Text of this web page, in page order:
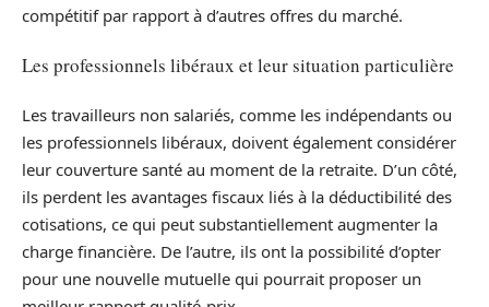
compétitif par rapport à d’autres offres du marché.
Les professionnels libéraux et leur situation particulière
Les travailleurs non salariés, comme les indépendants ou
les professionnels libéraux, doivent également considérer
leur couverture santé au moment de la retraite. D’un côté,
ils perdent les avantages fiscaux liés à la déductibilité des
cotisations, ce qui peut substantiellement augmenter la
charge financière. De l’autre, ils ont la possibilité d’opter
pour une nouvelle mutuelle qui pourrait proposer un